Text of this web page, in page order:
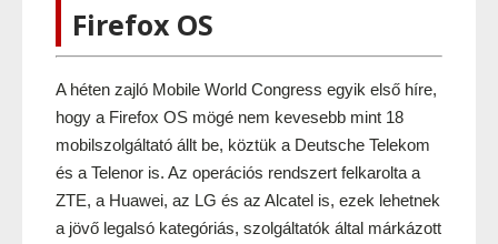
Firefox OS
A héten zajló Mobile World Congress egyik első híre,
hogy a Firefox OS mögé nem kevesebb mint 18
mobilszolgáltató állt be, köztük a Deutsche Telekom
és a Telenor is. Az operációs rendszert felkarolta a
ZTE, a Huawei, az LG és az Alcatel is, ezek lehetnek
a jövő legalsó kategóriás, szolgáltatók által márkázott